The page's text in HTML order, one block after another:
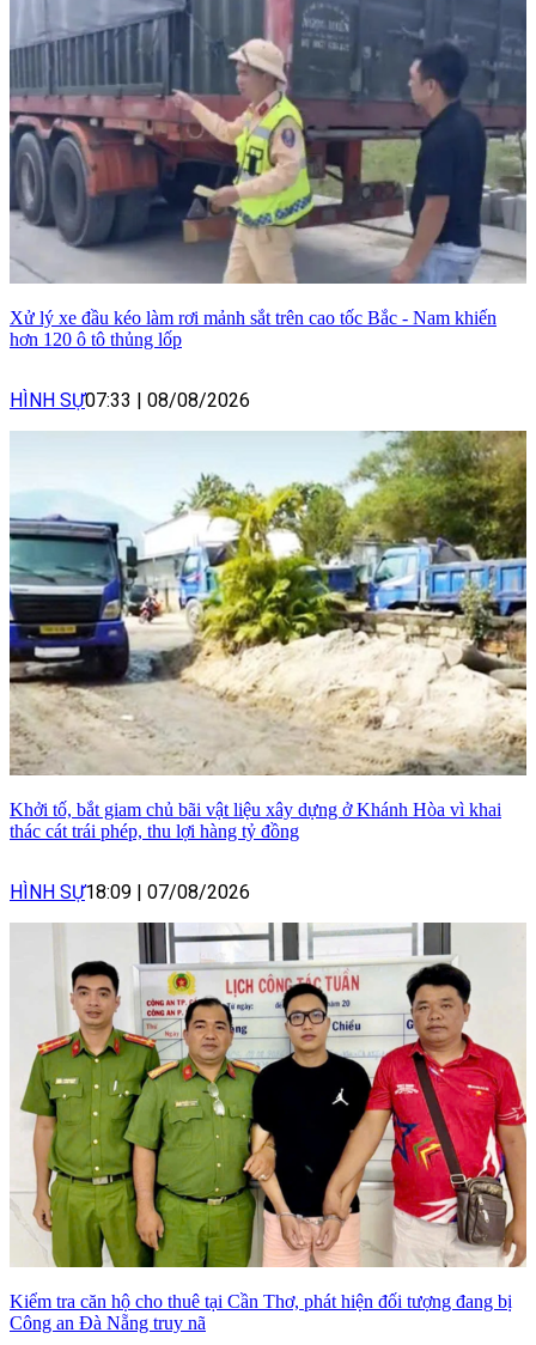
Xử lý xe đầu kéo làm rơi mảnh sắt trên cao tốc Bắc - Nam khiến
hơn 120 ô tô thủng lốp
HÌNH SỰ07:33 | 08/08/2026
Khởi tố, bắt giam chủ bãi vật liệu xây dựng ở Khánh Hòa vì khai
thác cát trái phép, thu lợi hàng tỷ đồng
HÌNH SỰ18:09 | 07/08/2026
Kiểm tra căn hộ cho thuê tại Cần Thơ, phát hiện đối tượng đang bị
Công an Đà Nẵng truy nã